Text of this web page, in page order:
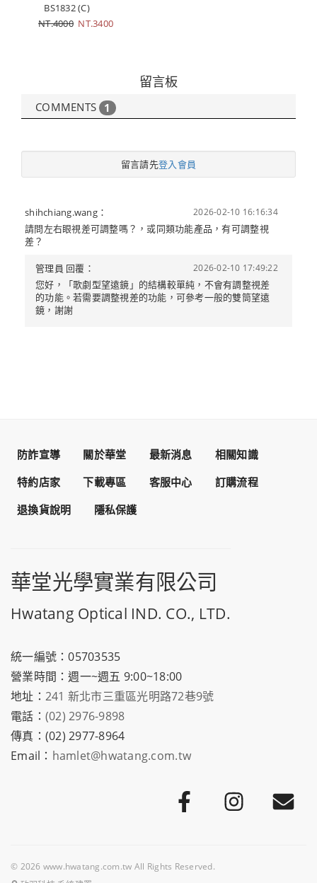
BS1832 (C)
NT.4000 NT.3400
留言板
COMMENTS 1
留言請先登入會員
shihchiang.wang： 2026-02-10 16:16:34
請問左右眼視差可調整嗎？，或同類功能產品，有可調整視
差？
管理員 回覆： 2026-02-10 17:49:22
您好，「歌劇型望遠鏡」的結構較單純，不會有調整視差
的功能。若需要調整視差的功能，可參考一般的雙筒望遠
鏡，謝謝
防詐宣導 關於華堂 最新消息
相關知識
特約店家
下載專區 客服中心
訂購流程
退換貨說明
隱私保護
華堂光學實業有限公司
Hwatang Optical IND. CO., LTD.
統一編號：05703535
營業時間：週一~週五 9:00~18:00
地址： 241 新北市三重區光明路72巷9號
電話： (02) 2976-9898
傳真：(02) 2977-8964
Email： hamlet@hwatang.com.tw
© 2026 www.hwatang.com.tw All Rights Reserved.